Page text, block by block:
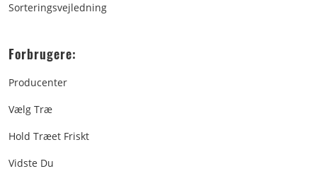
Sorteringsvejledning
Forbrugere:
Producenter
Vælg Træ
Hold Træet Friskt
Vidste Du